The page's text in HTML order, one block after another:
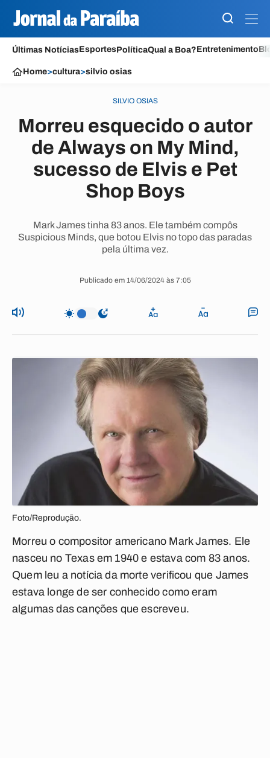
Últimas NotíciasEsportesPolíticaQual a Boa?Entretenimento
Home>cultura>silvio osias
SILVIO OSIAS
Morreu esquecido o autor
de Always on My Mind,
sucesso de Elvis e Pet
Shop Boys
Mark James tinha 83 anos. Ele também compôs
Suspicious Minds, que botou Elvis no topo das paradas
pela última vez.
Publicado em 14/06/2024 às 7:05
Foto/Reprodução.
Morreu o compositor americano Mark James. Ele
nasceu no Texas em 1940 e estava com 83 anos.
Quem leu a notícia da morte verificou que James
estava longe de ser conhecido como eram
algumas das canções que escreveu.